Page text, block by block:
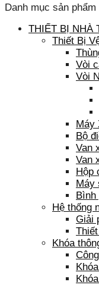
Danh mục sản phẩm
THIẾT BỊ NHÀ
Thiết Bị
Vòi
Vòi
Máy
Bộ
Van
Van
Hộp
Máy
Hệ thống
Giải
Khóa